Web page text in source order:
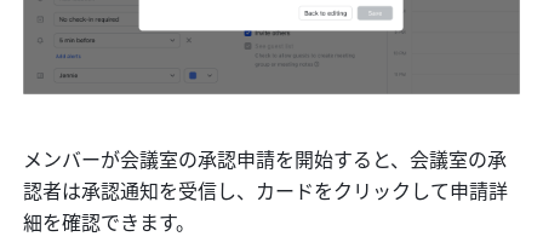
メンバーが会議室の承認申請を開始すると、会議室の承
認者は承認通知を受信し、カードをクリックして申請詳
細を確認できます。